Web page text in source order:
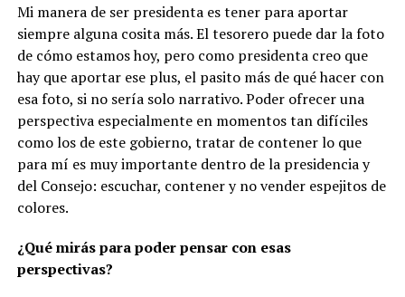
Mi manera de ser presidenta es tener para aportar
siempre alguna cosita más. El tesorero puede dar la foto
de cómo estamos hoy, pero como presidenta creo que
hay que aportar ese plus, el pasito más de qué hacer con
esa foto, si no sería solo narrativo. Poder ofrecer una
perspectiva especialmente en momentos tan difíciles
como los de este gobierno, tratar de contener lo que
para mí es muy importante dentro de la presidencia y
del Consejo: escuchar, contener y no vender espejitos de
colores.
¿Qué mirás para poder pensar con esas
perspectivas?